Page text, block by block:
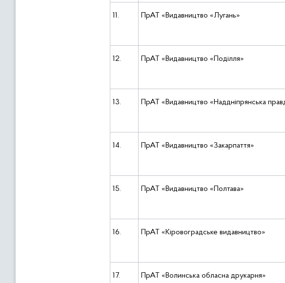
11. ПрАТ «Видавництво «Лугань»
12. ПрАТ «Видавництво «Поділля»
13. ПрАТ «Видавництво «Наддніпрянська
14. ПрАТ «Видавництво «Закарпаття»
15. ПрАТ «Видавництво «Полтава»
16. ПрАТ «Кіровоградське видавництво»
17. ПрАТ «Волинська обласна друкарня»